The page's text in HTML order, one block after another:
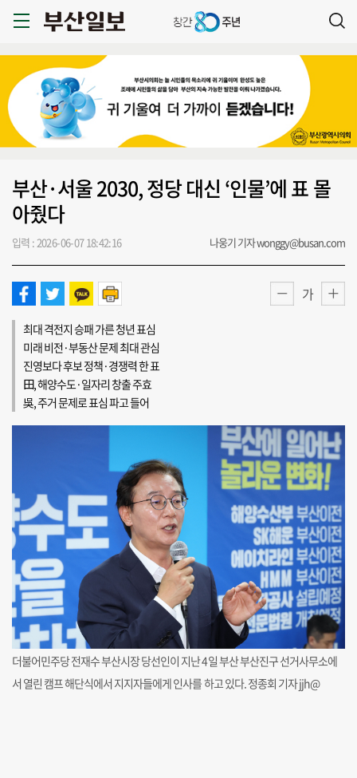
부산·서울 2030, 정당 대신 ‘인물’에 표 몰
아줬다
입력 : 2026-06-07 18:42:16 나웅기 기자 wonggy@busan.com
가
최대 격전지 승패 가른 청년 표심
미래 비전·부동산 문제 최대 관심
진영보다 후보 정책·경쟁력 한 표
田, 해양수도·일자리 창출 주효
吳, 주거 문제로 표심 파고 들어
더불어민주당 전재수 부산시장 당선인이 지난 4일 부산 부산진구 선거사무소에
서 열린 캠프 해단식에서 지지자들에게 인사를 하고 있다. 정종회 기자 jjh@